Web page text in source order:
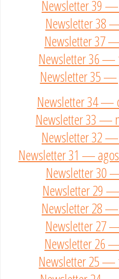
Newsletter 39 —
Newsletter 38
Newsletter 37
Newsletter 36 —
Newsletter 35 —
Newsletter 34 —
Newsletter 33 —
Newsletter 32
Newsletter 31 —
Newsletter 30
Newsletter 29
Newsletter 28
Newsletter 27
Newsletter 26
Newsletter 25 —